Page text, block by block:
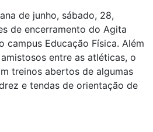
de junho, sábado, 28,
de encerramento do Agita
campus Educação Física. Além
entre as atléticas, o
treinos abertos de algumas
e tendas de orientação de